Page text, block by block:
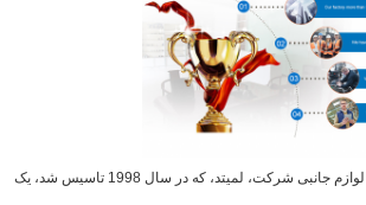
Cangzhou Hongxin لوله لوازم جانبی شرکت، لمیتد، که در سال 1998 تاسیس شد، یک